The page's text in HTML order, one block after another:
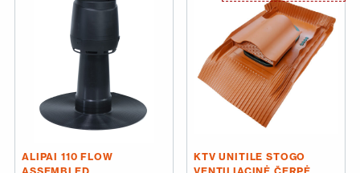
ALIPAI 110 FLOW
KTV UNITILE STOGO